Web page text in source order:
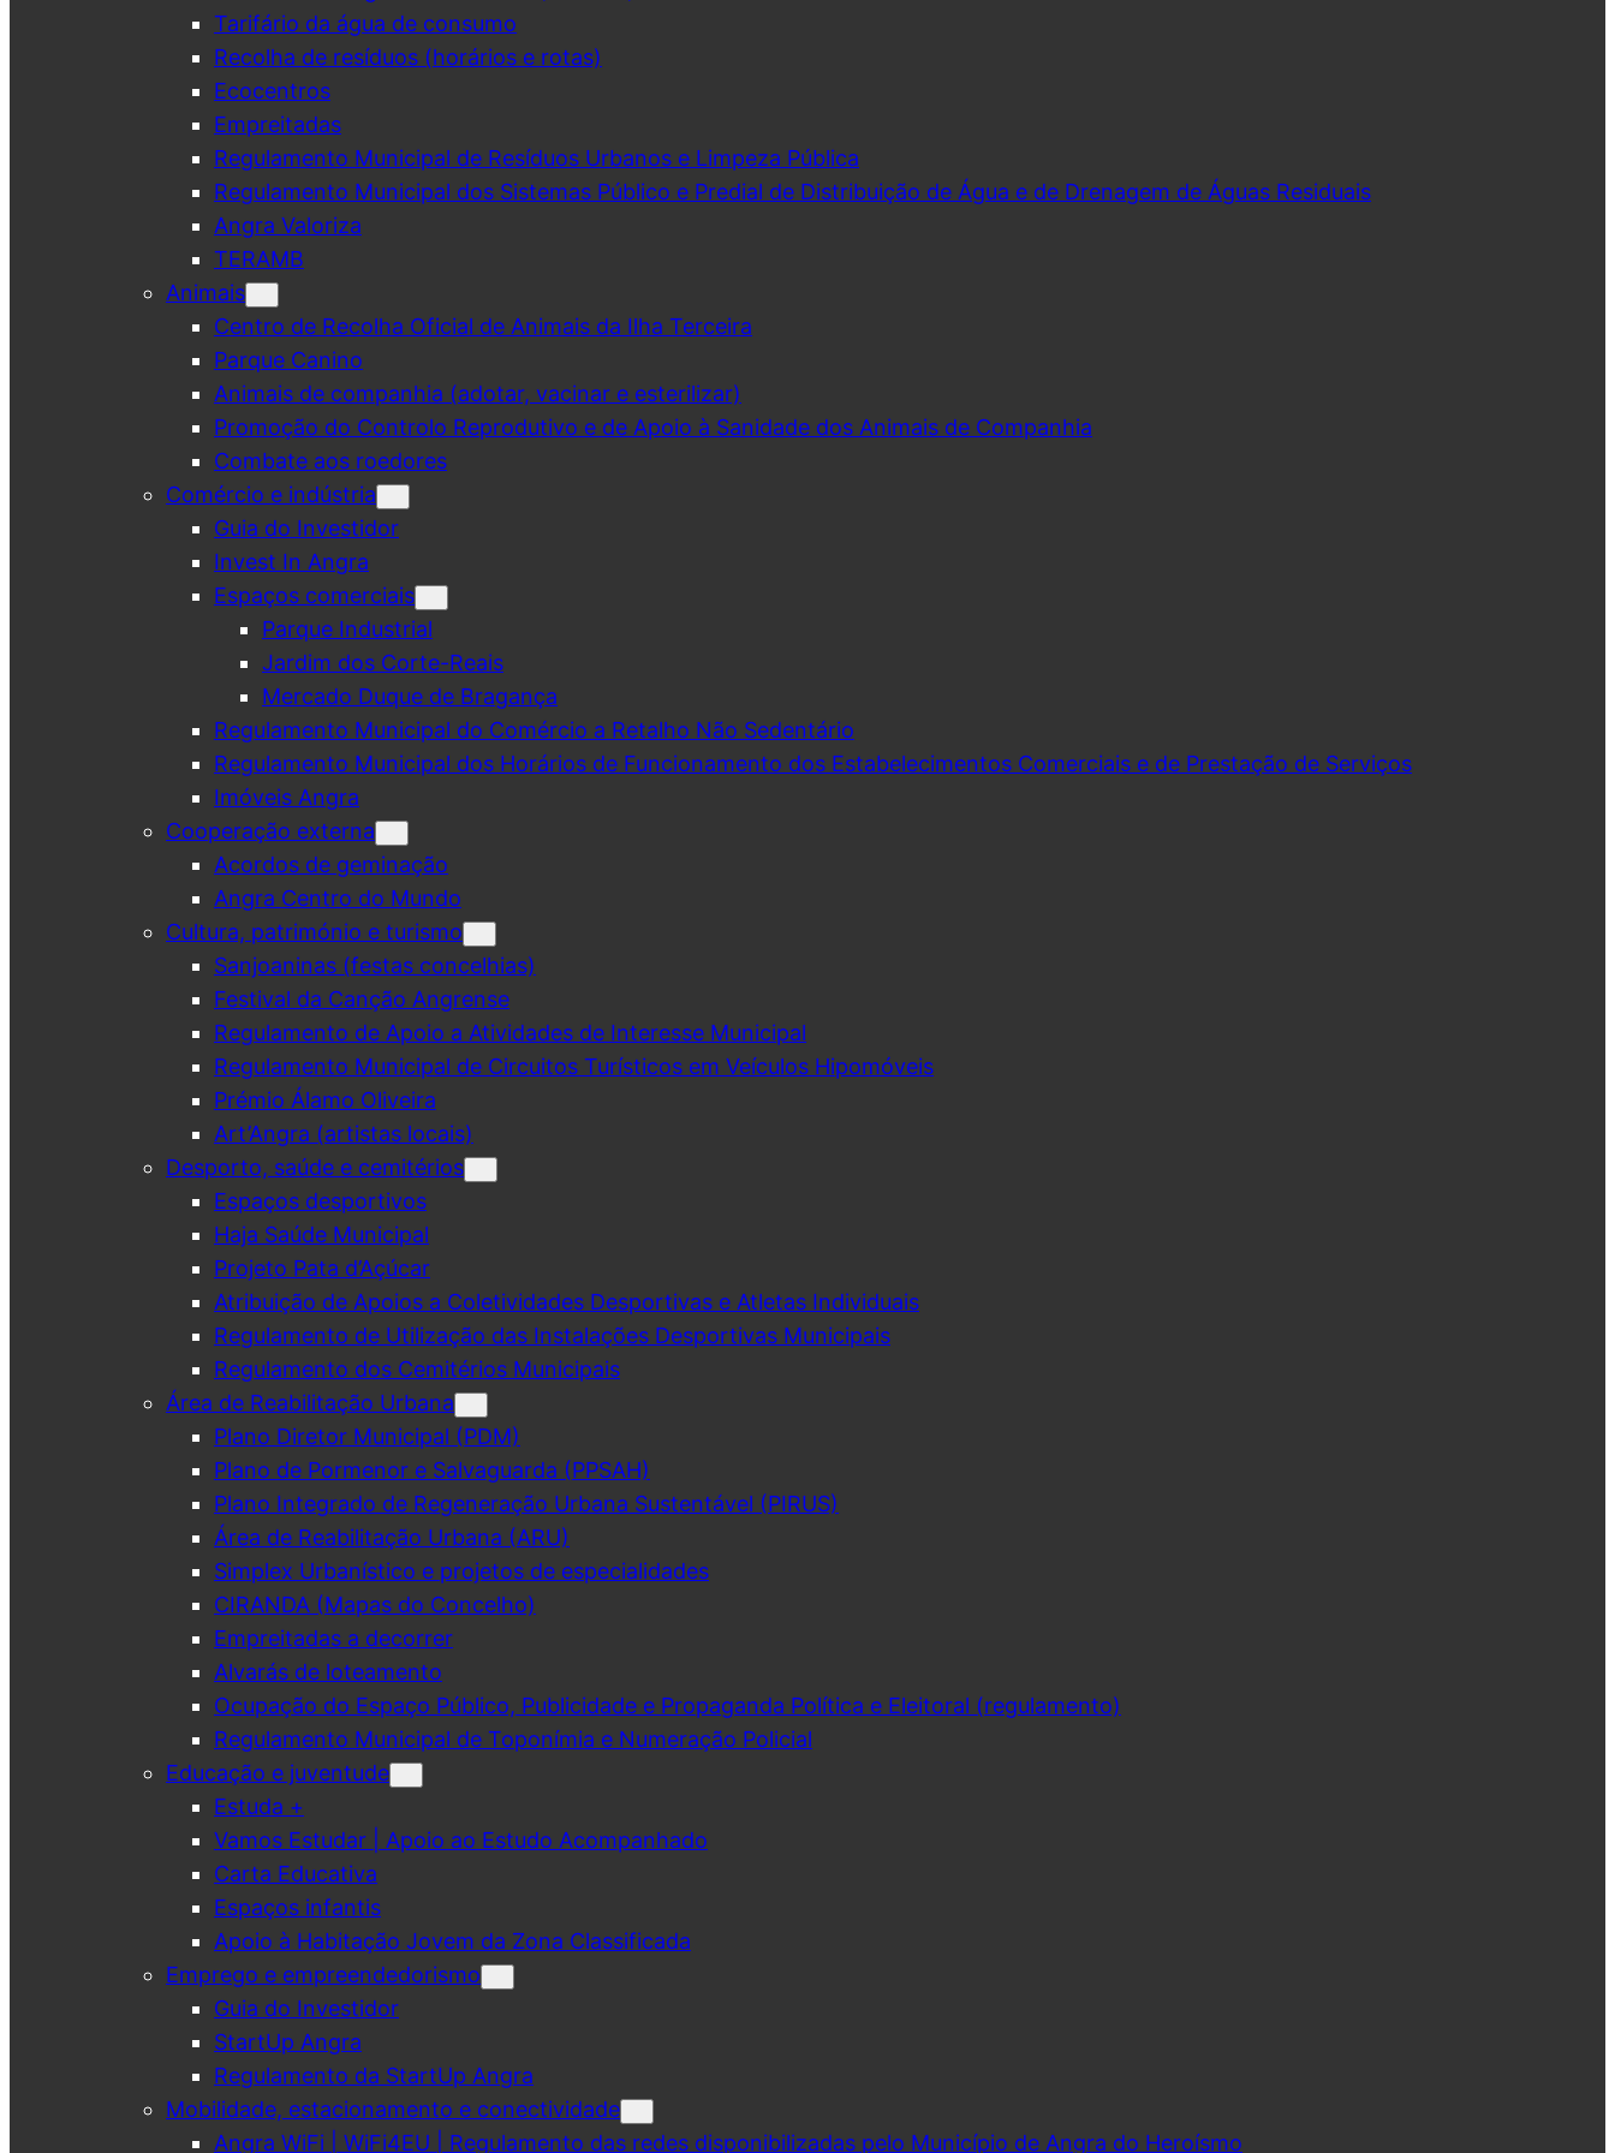
Tarifário da água de consumo
Recolha de resíduos (horários e rotas)
Ecocentros
Empreitadas
Regulamento Municipal de Resíduos Urbanos e Limpeza Pública
Regulamento Municipal dos Sistemas Público e Predial de Distribuição de Água e de Drenagem de Águas Residuais
Angra Valoriza
TERAMB
Animais
Centro de Recolha Oficial de Animais da Ilha Terceira
Parque Canino
Animais de companhia (adotar, vacinar e esterilizar)
Promoção do Controlo Reprodutivo e de Apoio à Sanidade dos Animais de Companhia
Combate aos roedores
Comércio e indústria
Guia do Investidor
Invest In Angra
Espaços comerciais
Parque Industrial
Jardim dos Corte-Reais
Mercado Duque de Bragança
Regulamento Municipal do Comércio a Retalho Não Sedentário
Regulamento Municipal dos Horários de Funcionamento dos Estabelecimentos Comerciais e de Prestação de Serviços
Imóveis Angra
Cooperação externa
Acordos de geminação
Angra Centro do Mundo
Cultura, património e turismo
Sanjoaninas (festas concelhias)
Festival da Canção Angrense
Regulamento de Apoio a Atividades de Interesse Municipal
Regulamento Municipal de Circuitos Turísticos em Veículos Hipomóveis
Prémio Álamo Oliveira
Art’Angra (artistas locais)
Desporto, saúde e cemitérios
Espaços desportivos
Haja Saúde Municipal
Projeto Pata d’Açúcar
Atribuição de Apoios a Coletividades Desportivas e Atletas Individuais
Regulamento de Utilização das Instalações Desportivas Municipais
Regulamento dos Cemitérios Municipais
Área de Reabilitação Urbana
Plano Diretor Municipal (PDM)
Plano de Pormenor e Salvaguarda (PPSAH)
Plano Integrado de Regeneração Urbana Sustentável (PIRUS)
Área de Reabilitação Urbana (ARU)
Simplex Urbanístico e projetos de especialidades
CIRANDA (Mapas do Concelho)
Empreitadas a decorrer
Alvarás de loteamento
Ocupação do Espaço Público, Publicidade e Propaganda Política e Eleitoral (regulamento)
Regulamento Municipal de Toponímia e Numeração Policial
Educação e juventude
Estuda +
Vamos Estudar | Apoio ao Estudo Acompanhado
Carta Educativa
Espaços infantis
Apoio à Habitação Jovem da Zona Classificada
Emprego e empreendedorismo
Guia do Investidor
StartUp Angra
Regulamento da StartUp Angra
Mobilidade, estacionamento e conectividade
Angra WiFi | WiFi4EU | Regulamento das redes disponibilizadas pelo Município de Angra do Heroísmo